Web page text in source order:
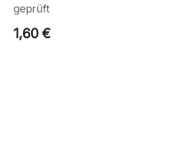
geprüft
1,60€